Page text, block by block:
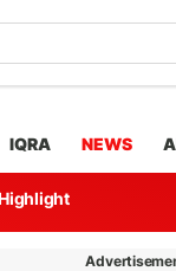
IQRA NEWS